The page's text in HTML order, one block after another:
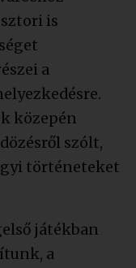
is
a
közepén
szólt,
történeteket
játékban
a